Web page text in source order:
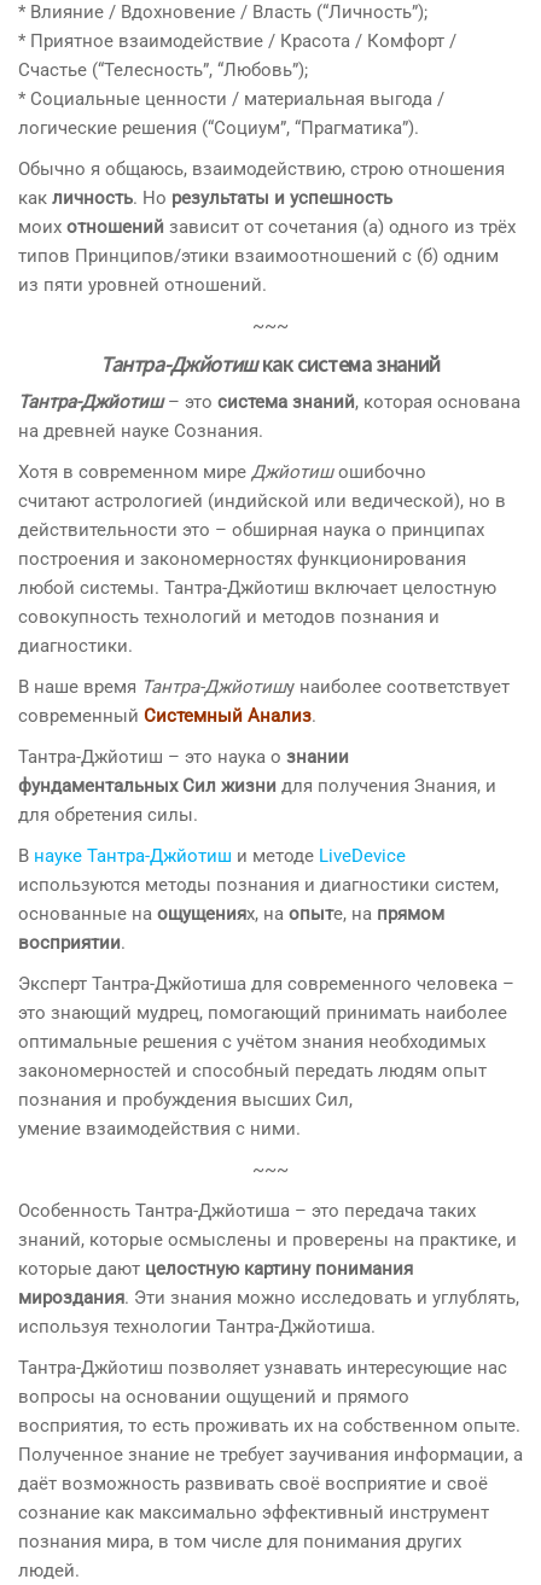
* Влияние / Вдохновение / Власть (“Личность”);
* Приятное взаимодействие / Красота / Комфорт /
Счастье (“Телесность”, “Любовь”);
* Социальные ценности / материальная выгода /
логические решения (“Социум”, “Прагматика”).
Обычно я общаюсь, взаимодействию, строю отношения
как личность. Но результаты и успешность
моих отношений зависит от сочетания (а) одного из трёх
типов Принципов/этики взаимоотношений с (б) одним
из пяти уровней отношений.
~~~
Тантра-Джйотишкаксистема знаний
Тантра-Джйотиш– это система знаний, которая основана
на древней науке Сознания.
Хотя в современном мире Джйотишошибочно
считают астрологией (индийской или ведической), но в
действительности это – обширная наука о принципах
построения и закономерностях функционирования
любой системы. Тантра-Джйотиш включает целостную
совокупность технологий и методов познания и
диагностики.
В наше время Тантра-Джйотишу наиболее соответствует
современный Системный Анализ.
Тантра-Джйотиш – это наука о знании
фундаментальных Сил жизни для получения Знания, и
для обретения силы.
В науке Тантра-Джйотиш и методе LiveDevice
используются методы познания и диагностики систем,
основанные на ощущениях, на опыте, на прямом
восприятии.
Эксперт Тантра-Джйотиша для современного человека –
это знающий мудрец, помогающий принимать наиболее
оптимальные решения с учётом знания необходимых
закономерностей и способный передать людям опыт
познания и пробуждения высших Сил,
умение взаимодействия с ними.
~~~
Особенность Тантра-Джйотиша – это передача таких
знаний, которые осмыслены и проверены на практике, и
которые дают целостную картину понимания
мироздания. Эти знания можно исследовать и углублять,
используя технологии Тантра-Джйотиша.
Тантра-Джйотиш позволяет узнавать интересующие нас
вопросы на основании ощущений и прямого
восприятия, то есть проживать их на собственном опыте.
Полученное знание не требует заучивания информации, а
даёт возможность развивать своё восприятие и своё
сознание как максимально эффективный инструмент
познания мира, в том числе для понимания других
людей.